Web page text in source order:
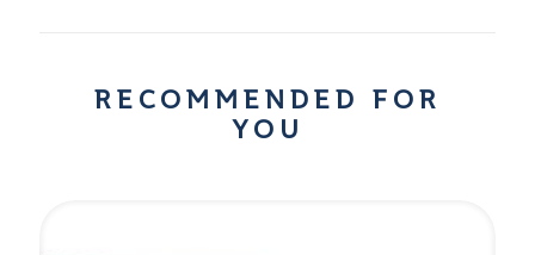
RECOMMENDED FOR
YOU